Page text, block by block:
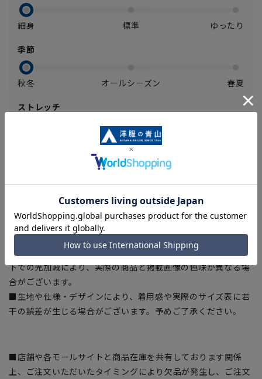
細身 標準 ゆったり
季節
秋冬 オールシーズン 春夏
ストレッチ
ややあり
【商品に関するご注意】
■ゆとり感には個人差があります。サイズ表を確認の上、ご購
入の目安としてご利用ください。
■ブラウザやお使いのモニター環境、室内外等の撮影時の環境
下での光加減により、実際の商品と掲載画像の色味が異なる場
合がございます。
■生地や仕様・デザインにより、着用感や実際のサイズ表に若
干の誤差が生じる場合がございます。予めご了承ください。
■店舗や各モールサイトと商品在庫を共有しております関係
上、ご注文いただいたタイミングにより欠品が発生し、ご注文